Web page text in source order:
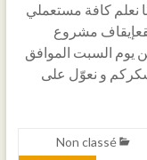
نعلم كافة مستعملي
مشروع
يوم السبت الموافق
2018 نشكركم و نعوّل على
Non classé